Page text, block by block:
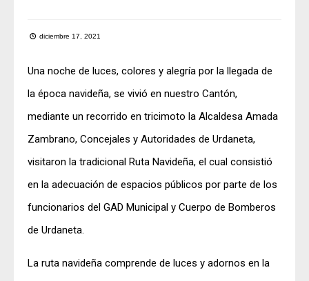
diciembre 17, 2021
Una noche de luces, colores y alegría por la llegada de
la época navideña, se vivió en nuestro Cantón,
mediante un recorrido en tricimoto la Alcaldesa Amada
Zambrano, Concejales y Autoridades de Urdaneta,
visitaron la tradicional Ruta Navideña, el cual consistió
en la adecuación de espacios públicos por parte de los
funcionarios del GAD Municipal y Cuerpo de Bomberos
de Urdaneta.
La ruta navideña comprende de luces y adornos en la